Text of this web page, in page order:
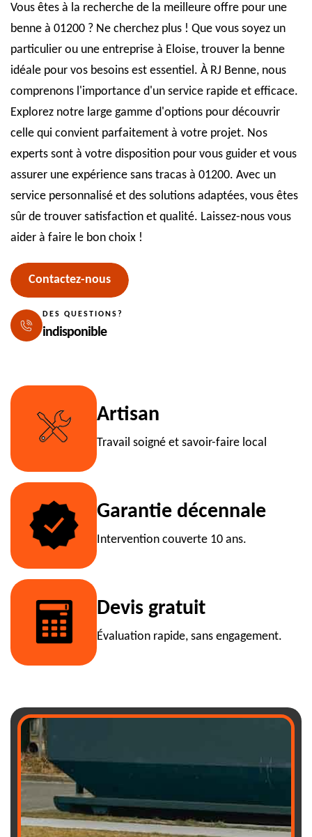
Vous êtes à la recherche de la meilleure offre pour une
benne à 01200 ? Ne cherchez plus ! Que vous soyez un
particulier ou une entreprise à Eloise, trouver la benne
idéale pour vos besoins est essentiel. À RJ Benne, nous
comprenons l'importance d'un service rapide et efficace.
Explorez notre large gamme d'options pour découvrir
celle qui convient parfaitement à votre projet. Nos
experts sont à votre disposition pour vous guider et vous
assurer une expérience sans tracas à 01200. Avec un
service personnalisé et des solutions adaptées, vous êtes
sûr de trouver satisfaction et qualité. Laissez-nous vous
aider à faire le bon choix !
Contactez-nous
DES QUESTIONS?
indisponible
Artisan
Travail soigné et savoir-faire local
Garantie décennale
Intervention couverte 10 ans.
Devis gratuit
Évaluation rapide, sans engagement.